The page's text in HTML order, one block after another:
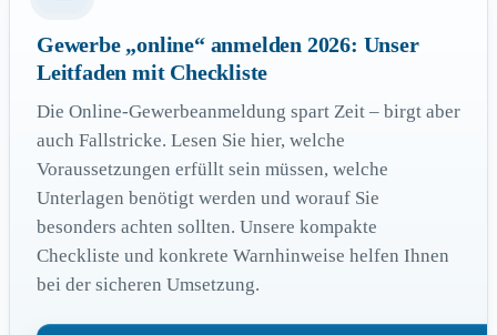
Gewerbe „online“ anmelden 2026: Unser
Leitfaden mit Checkliste
Die Online-Gewerbeanmeldung spart Zeit – birgt aber
auch Fallstricke. Lesen Sie hier, welche
Voraussetzungen erfüllt sein müssen, welche
Unterlagen benötigt werden und worauf Sie
besonders achten sollten. Unsere kompakte
Checkliste und konkrete Warnhinweise helfen Ihnen
bei der sicheren Umsetzung.